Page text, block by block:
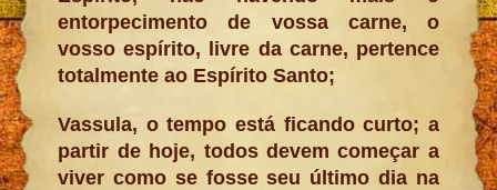
entorpecimento de vossa carne, o
vosso espírito, livre da carne, pertence
totalmente ao Espírito Santo;
Vassula, o tempo está ficando curto; a
partir de hoje, todos devem começar a
viver como se fosse seu último dia na